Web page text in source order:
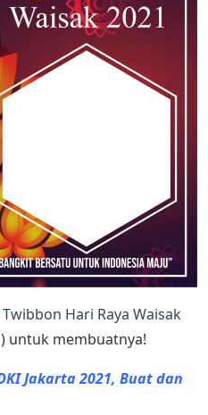
Twibbon Hari Raya Waisak
) untuk membuatnya!
Jakarta 2021, Buat dan